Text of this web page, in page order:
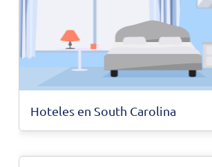
Hoteles en South Carolina